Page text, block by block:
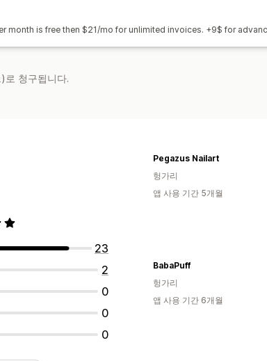
month is free then $21/mo for unlimited invoices. +9$ for
로 청구됩니다.
23
2
0
0
0
Pegazus Nailart
헝가리
앱 사용 기간 5개월
BabaPuff
헝가리
앱 사용 기간 6개월